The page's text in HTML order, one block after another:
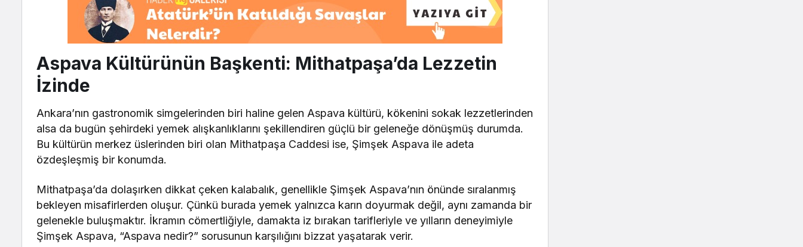
Aspava Kültürünün Başkenti: Mithatpaşa’da Lezzetin
İzinde
Ankara’nın gastronomik simgelerinden biri haline gelen Aspava kültürü, kökenini sokak lezzetlerinden
alsa da bugün şehirdeki yemek alışkanlıklarını şekillendiren güçlü bir geleneğe dönüşmüş durumda.
Bu kültürün merkez üslerinden biri olan Mithatpaşa Caddesi ise, Şimşek Aspava ile adeta
özdeşleşmiş bir konumda.
Mithatpaşa’da dolaşırken dikkat çeken kalabalık, genellikle Şimşek Aspava’nın önünde sıralanmış
bekleyen misafirlerden oluşur. Çünkü burada yemek yalnızca karın doyurmak değil, aynı zamanda bir
gelenekle buluşmaktır. İkramın cömertliğiyle, damakta iz bırakan tarifleriyle ve yılların deneyimiyle
Şimşek Aspava, “Aspava nedir?” sorusunun karşılığını bizzat yaşatarak verir.